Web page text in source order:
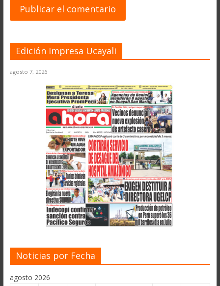
Edición Impresa Ucayali
agosto 7, 2026
Noticias por Fecha
agosto 2026